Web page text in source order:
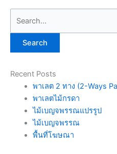
for:
Recent Posts
พาเลต 2 ทาง (2-Ways
พาเลตไม้กรดา
ไม้เบญจพรรณแปรรูป
ไม้เบญจพรรณ
พื้นที่โฆษณา